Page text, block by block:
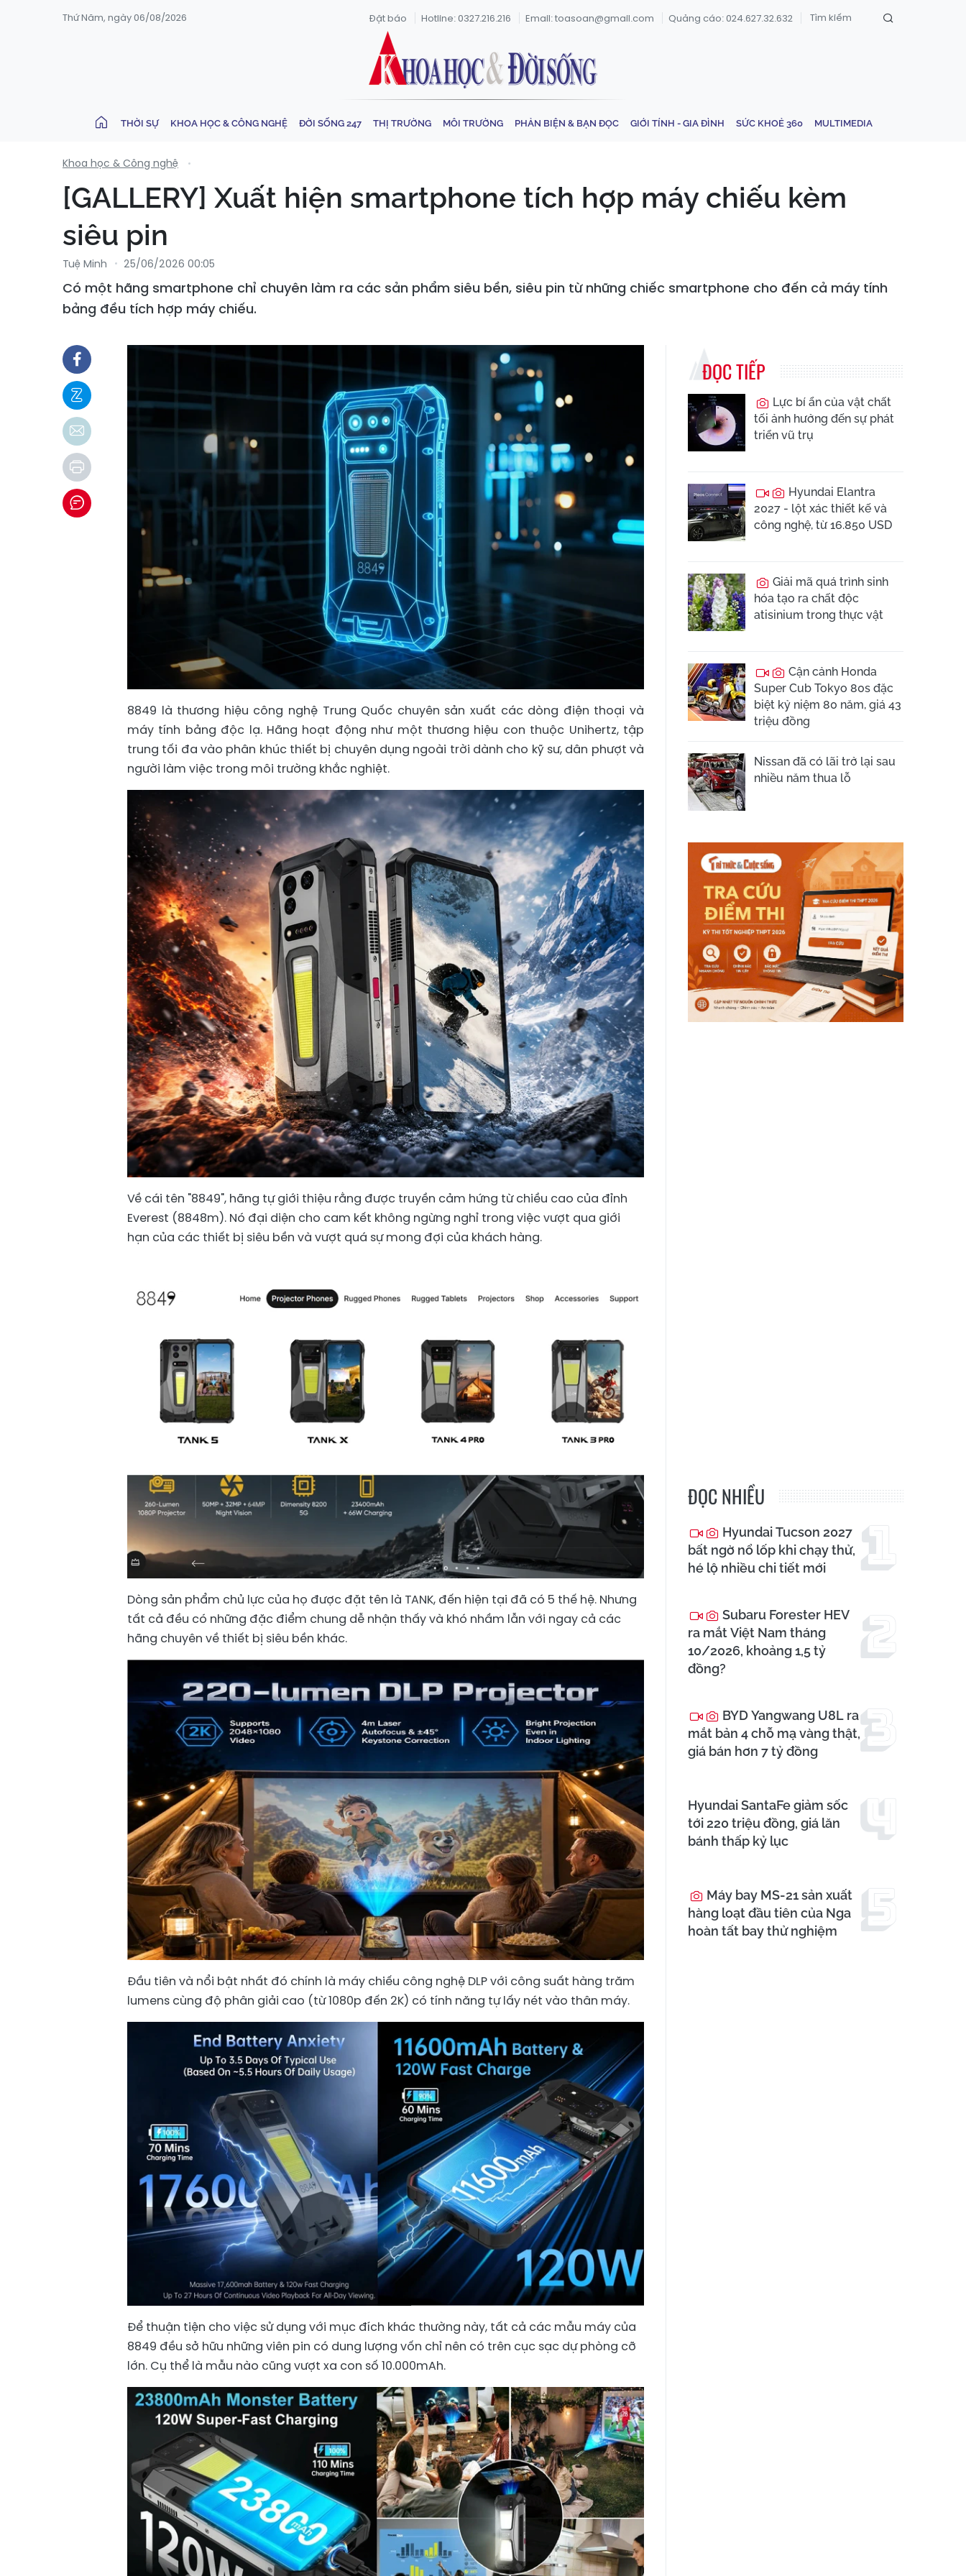
Thứ Năm, ngày 06/08/2026 Đặt báo Hotline: 0327.216.216 Email: toasoan@gmail.com Quảng cáo: 024.627.32.632
THỜI SỰ KHOA HỌC & CÔNG NGHỆ ĐỜI SỐNG 247 THỊ TRƯỜNG MÔI TRƯỜNG PHẢN BIỆN & BẠN ĐỌC GIỚI TÍNH - GIA ĐÌNH SỨC KHOẺ 360 MULTIMEDIA
Khoa học & Công nghệ
[GALLERY] Xuất hiện smartphone tích hợp máy chiếu kèm
siêu pin
Tuệ Minh 25/06/2026 00:05
Có một hãng smartphone chỉ chuyên làm ra các sản phẩm siêu bền, siêu pin từ những chiếc smartphone cho đến cả máy tính
bảng đều tích hợp máy chiếu.
8849 là thương hiệu công nghệ Trung Quốc chuyên sản xuất các dòng điện thoại và
máy tính bảng độc lạ. Hãng hoạt động như một thương hiệu con thuộc Unihertz, tập
trung tối đa vào phân khúc thiết bị chuyên dụng ngoài trời dành cho kỹ sư, dân phượt và
người làm việc trong môi trường khắc nghiệt.
Về cái tên "8849", hãng tự giới thiệu rằng được truyền cảm hứng từ chiều cao của đỉnh
Everest (8848m). Nó đại diện cho cam kết không ngừng nghỉ trong việc vượt qua giới
hạn của các thiết bị siêu bền và vượt quá sự mong đợi của khách hàng.
Dòng sản phẩm chủ lực của họ được đặt tên là TANK, đến hiện tại đã có 5 thế hệ. Nhưng
tất cả đều có những đặc điểm chung dễ nhận thấy và khó nhầm lẫn với ngay cả các
hãng chuyên về thiết bị siêu bền khác.
Đầu tiên và nổi bật nhất đó chính là máy chiếu công nghệ DLP với công suất hàng trăm
lumens cùng độ phân giải cao (từ 1080p đến 2K) có tính năng tự lấy nét vào thân máy.
Để thuận tiện cho việc sử dụng với mục đích khác thường này, tất cả các mẫu máy của
8849 đều sở hữu những viên pin có dung lượng vốn chỉ nên có trên cục sạc dự phòng cỡ
lớn. Cụ thể là mẫu nào cũng vượt xa con số 10.000mAh.
ĐỌC TIẾP
Lực bí ẩn của vật chất
tối ảnh hưởng đến sự phát
triển vũ trụ
Hyundai Elantra
2027 - lột xác thiết kế và
công nghệ, từ 16.850 USD
Giải mã quá trình sinh
hóa tạo ra chất độc
atisinium trong thực vật
Cận cảnh Honda
Super Cub Tokyo 80s đặc
biệt kỷ niệm 80 năm, giá 43
triệu đồng
Nissan đã có lãi trở lại sau
nhiều năm thua lỗ
ĐỌC NHIỀU
Hyundai Tucson 2027
bất ngờ nổ lốp khi chạy thử,
hé lộ nhiều chi tiết mới
Subaru Forester HEV
ra mắt Việt Nam tháng
10/2026, khoảng 1,5 tỷ
đồng?
BYD Yangwang U8L ra
mắt bản 4 chỗ mạ vàng thật,
giá bán hơn 7 tỷ đồng
Hyundai SantaFe giảm sốc
tới 220 triệu đồng, giá lăn
bánh thấp kỷ lục
Máy bay MS-21 sản xuất
hàng loạt đầu tiên của Nga
hoàn tất bay thử nghiệm